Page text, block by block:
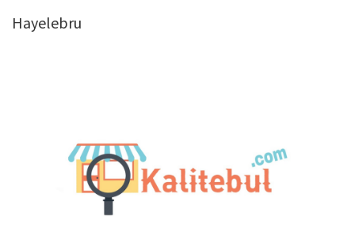
Hayelebru